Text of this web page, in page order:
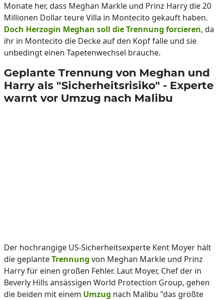
Monate her, dass Meghan Markle und Prinz Harry die 20
Millionen Dollar teure Villa in Montecito gekauft haben.
Doch Herzogin Meghan soll die Trennung forcieren, da
ihr in Montecito die Decke auf den Kopf falle und sie
unbedingt einen Tapetenwechsel brauche.
Geplante Trennung von Meghan und
Harry als "Sicherheitsrisiko" - Experte
warnt vor Umzug nach Malibu
Der hochrangige US-Sicherheitsexperte Kent Moyer hält
die geplanteTrennung von Meghan Markle und Prinz
Harry für einen großen Fehler. Laut Moyer, Chef der in
Beverly Hills ansässigen World Protection Group, gehen
die beiden mit einem Umzug nach Malibu "das größte